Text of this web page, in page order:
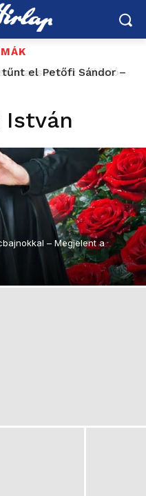
el Petőfi Sándor –
hogyan halt meg
az infláció
ára már
István
– Megjelent a